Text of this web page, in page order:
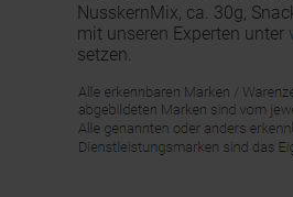
NusskernMix, ca. 30g,
mit unseren Experten unter
setzen.